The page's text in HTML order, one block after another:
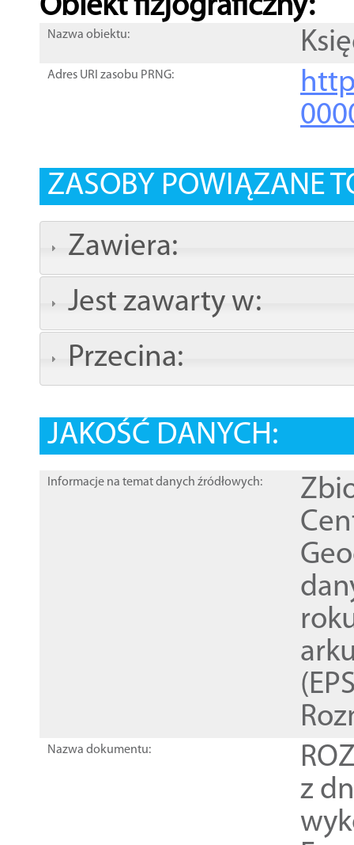
Obiekt fizjograficzny:
Nazwa obiektu:
Adres URI zasobu PRNG:
ZASOBY POWIĄZANE
Zawiera:
Jest zawarty w:
Przecina:
JAKOŚĆ DANYCH:
Informacje na temat danych źródłowych:
Nazwa dokumentu:
z